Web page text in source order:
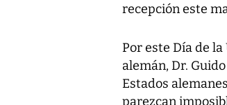
recepción este
Por este Día de
alemán, Dr.
Estados
parezcan